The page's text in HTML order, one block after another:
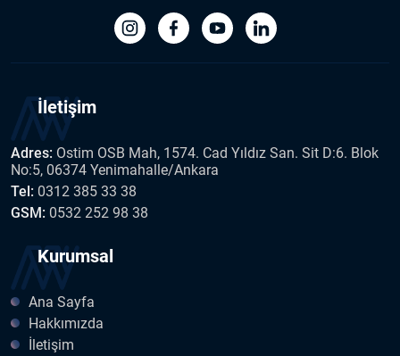
İletişim
Adres: Ostim OSB Mah, 1574. Cad Yıldız San. Sit D:6. Blok
No:5, 06374 Yenimahalle/Ankara
Tel: 0312 385 33 38
GSM: 0532 252 98 38
Kurumsal
Ana Sayfa
Hakkımızda
İletişim